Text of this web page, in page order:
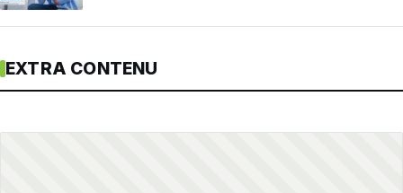
EXTRA CONTENU